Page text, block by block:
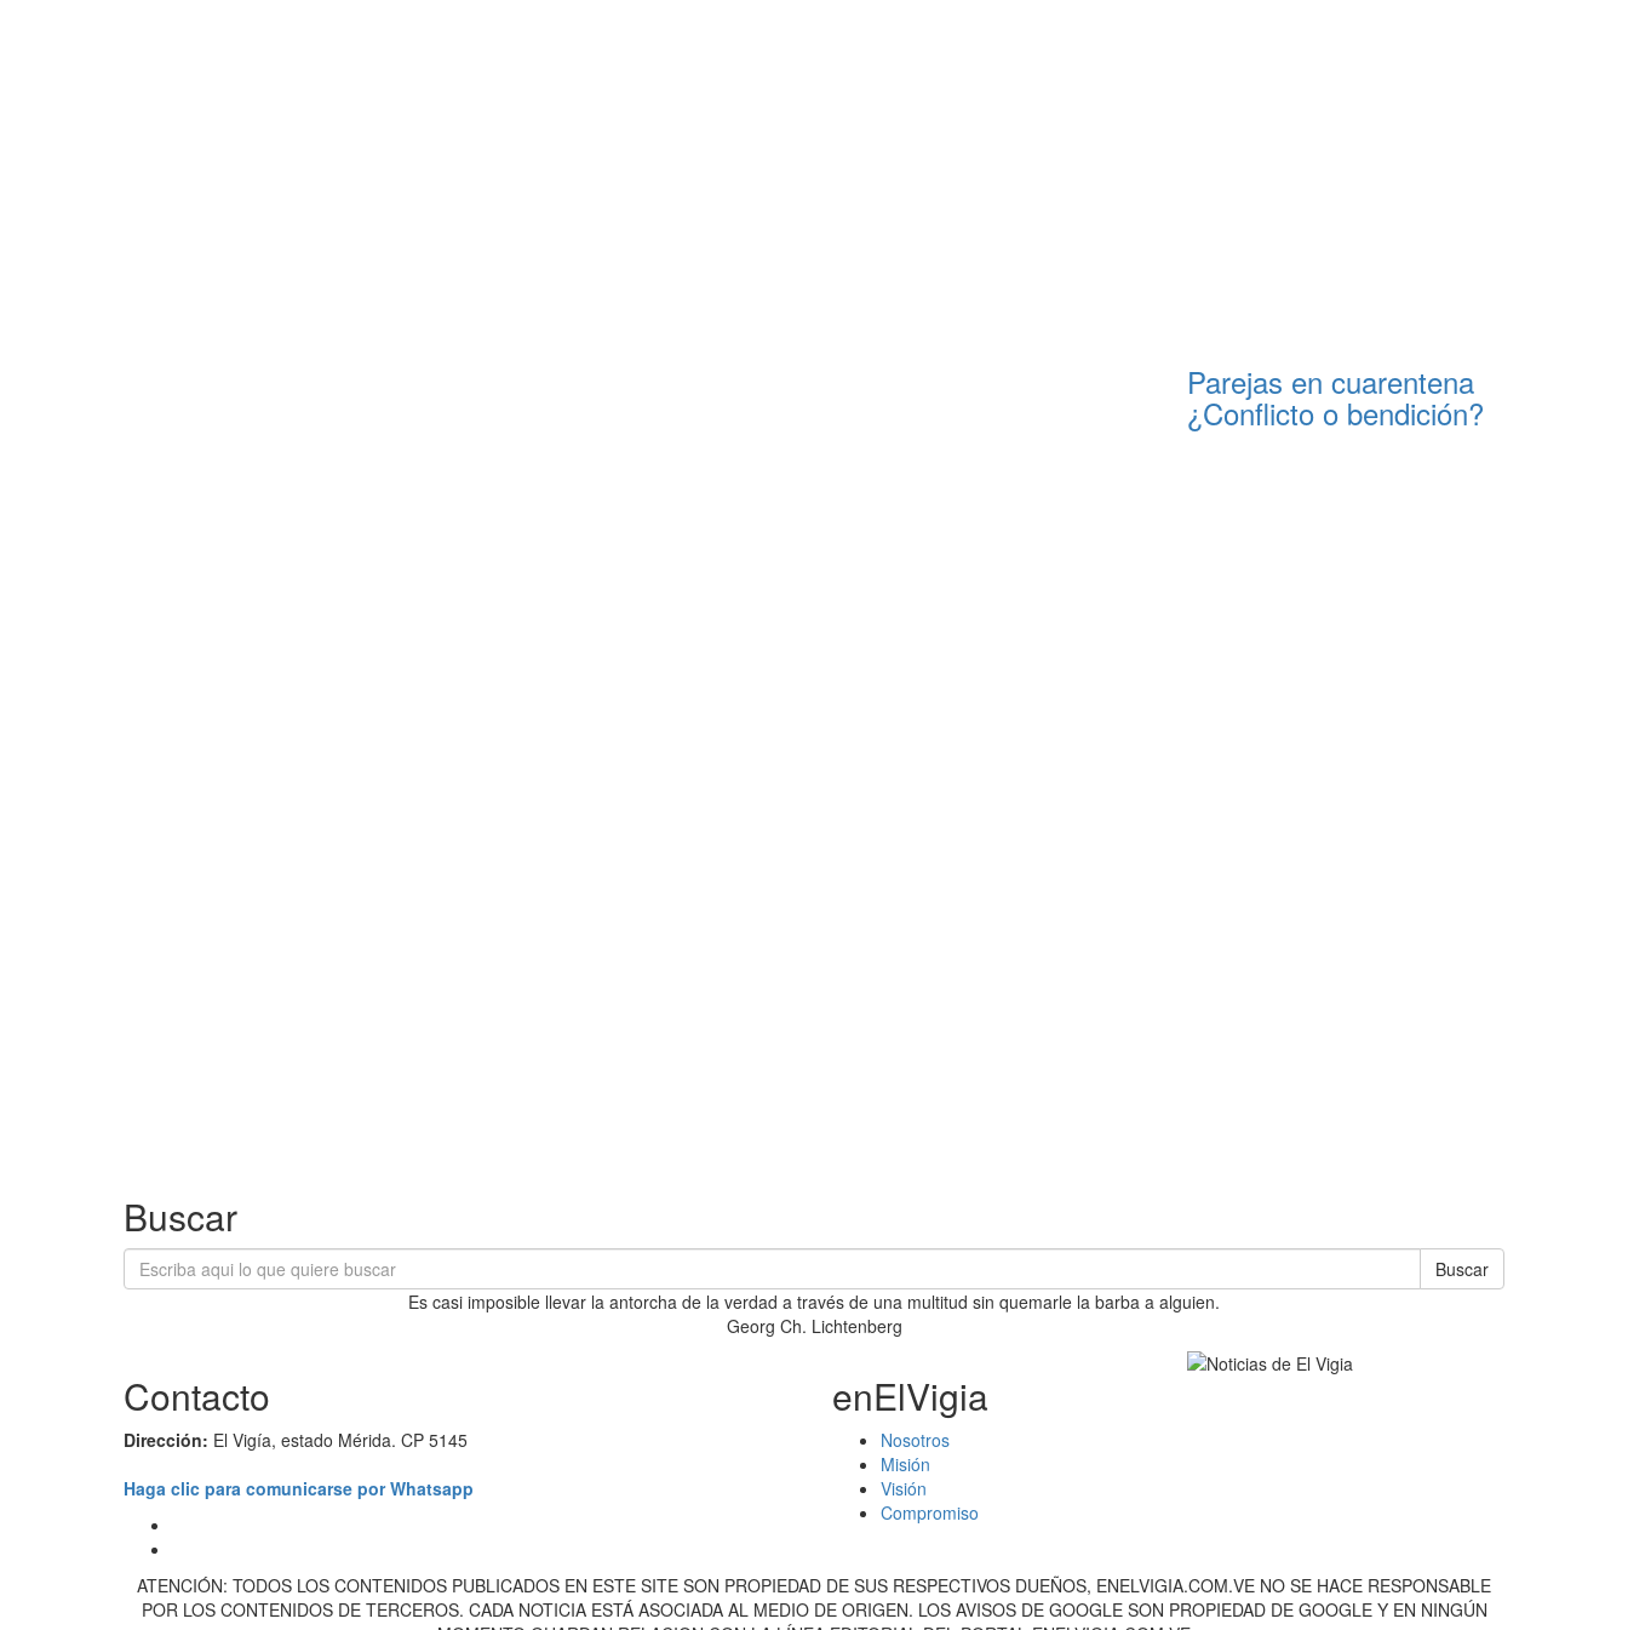
Parejas en cuarentena
¿Conflicto o bendición?
Buscar
Buscar
Es casi imposible llevar la antorcha de la verdad a través de una multitud sin quemarle la barba a alguien.
Georg Ch. Lichtenberg
Contacto
Dirección: El Vigía, estado Mérida. CP 5145
Haga clic para comunicarse por Whatsapp
enElVigia
Nosotros
Misión
Visión
Compromiso
ATENCIÓN: TODOS LOS CONTENIDOS PUBLICADOS EN ESTE SITE SON PROPIEDAD DE SUS RESPECTIVOS DUEÑOS, ENELVIGIA.COM.VE NO SE HACE RESPONSABLE
POR LOS CONTENIDOS DE TERCEROS. CADA NOTICIA ESTÁ ASOCIADA AL MEDIO DE ORIGEN. LOS AVISOS DE GOOGLE SON PROPIEDAD DE GOOGLE Y EN NINGÚN